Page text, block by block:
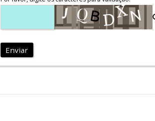
Enviar